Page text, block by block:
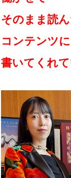
そのまま読
コンテンツ
書いてくれて